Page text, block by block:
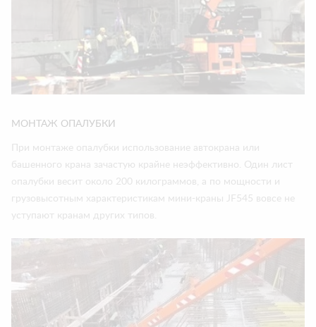
МОНТАЖ ОПАЛУБКИ
При монтаже опалубки использование автокрана или
башенного крана зачастую крайне неэффективно. Один лист
опалубки весит около 200 килограммов, а по мощности и
грузовысотным характеристикам мини-краны JF545 вовсе не
уступают кранам других типов.